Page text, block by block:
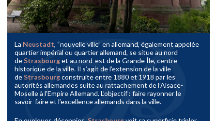
La Neustadt, “nouvelle ville” en allemand, également appelée
quartier impérial ou quartier allemand, se situe au nord
deStrasbourget au nord-est de la Grande Île, centre
historique de la ville. Il s’agit de l’extension de la ville
deStrasbourgconstruite entre 1880 et 1918 par les
autorités allemandes suite au rattachement de l’Alsace-
Moselle à l’Empire Allemand. L’objectif : faire rayonner le
savoir-faire et l’excellence allemands dans la ville.